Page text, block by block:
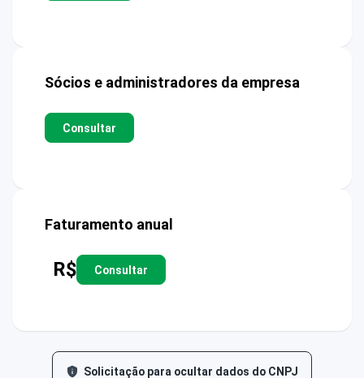
Sócios e administradores da empresa
Consultar
Faturamento anual
R$ Consultar
Solicitação para ocultar dados do CNPJ